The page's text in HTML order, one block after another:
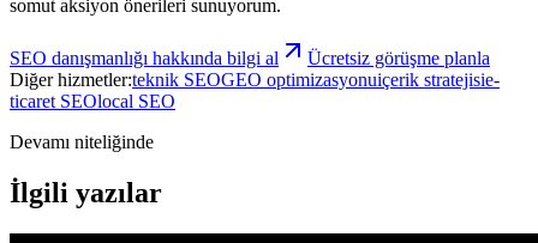
somut aksiyon önerileri sunuyorum.
SEO danışmanlığı hakkında bilgi al
Ücretsiz görüşme planla
Diğer hizmetler:teknik SEOGEO optimizasyonuiçerik stratejisie-
ticaret SEOlocal SEO
Devamı niteliğinde
İlgili yazılar